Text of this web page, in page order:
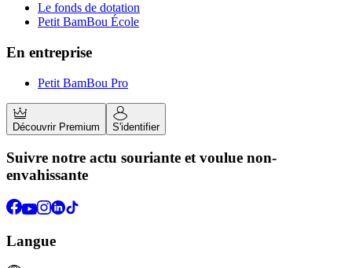
Le fonds de dotation
Petit BamBou École
En entreprise
Petit BamBou Pro
Découvrir Premium S'identifier
Suivre notre actu souriante et voulue non-
envahissante
Langue